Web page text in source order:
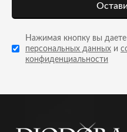
Нажимая кнопку вы даете
персональных данных и
конфиденциальности